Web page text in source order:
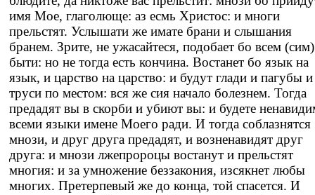
имя Мое, глаголюще: аз есмь Христос: и многи
прельстят. Услышати же имате брани и слышания
бранем. Зрите, не ужасайтеся, подобает бо всем (сим)
быти: но не тогда есть кончина. Востанет бо язык на
язык, и царство на царство: и будут глади и пагубы и
труси по местом: вся же сия начало болезнем. Тогда
предадят вы в скорби и убиют вы: и будете
всеми языки имене Моего ради. И тогда соблазнятся
мнози, и друг друга предадят, и возненавидят друг
друга: и мнози лжепророцы востанут и прельстят
многия: и за умножение беззакония, изсякнет любы
многих. Претерпевый же до конца, той спасется. И